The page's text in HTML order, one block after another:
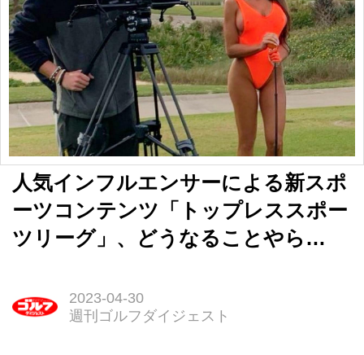
人気インフルエンサーによる新スポ
ーツコンテンツ「トップレススポー
ツリーグ」、どうなることやら…
2023-04-30
週刊ゴルフダイジェスト